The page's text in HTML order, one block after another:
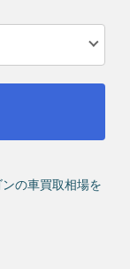
の車買取相場を